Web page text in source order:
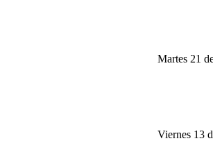
Martes 21
Viernes 13